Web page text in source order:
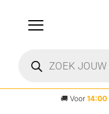
🚚 Voor 14:00